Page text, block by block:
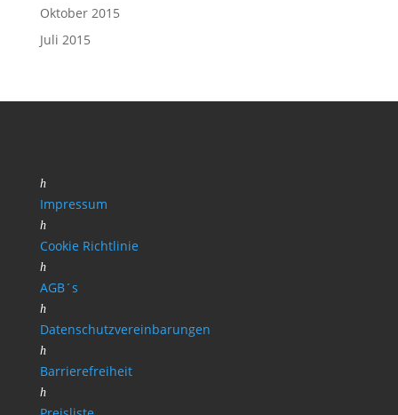
Oktober 2015
Juli 2015
h
Impressum
h
Cookie Richtlinie
h
AGB´s
h
Datenschutzvereinbarungen
h
Barrierefreiheit
h